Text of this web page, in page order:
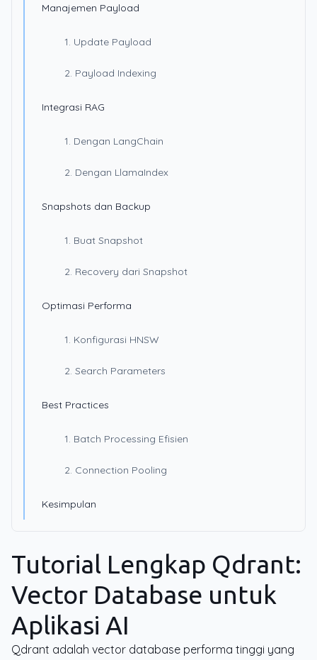
Manajemen Payload
1. Update Payload
2. Payload Indexing
Integrasi RAG
1. Dengan LangChain
2. Dengan LlamaIndex
Snapshots dan Backup
1. Buat Snapshot
2. Recovery dari Snapshot
Optimasi Performa
1. Konfigurasi HNSW
2. Search Parameters
Best Practices
1. Batch Processing Efisien
2. Connection Pooling
Kesimpulan
Tutorial Lengkap Qdrant:
Vector Database untuk
Aplikasi AI
Qdrant adalah vector database performa tinggi yang